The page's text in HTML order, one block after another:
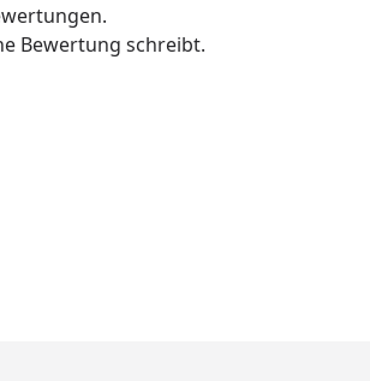
Bewertung schreibt.